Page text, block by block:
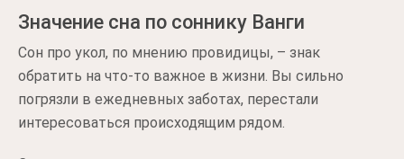
Значение сна по соннику Ванги
Сон про укол, по мнению провидицы, – знак
обратить на что-то важное в жизни. Вы сильно
погрязли в ежедневных заботах, перестали
интересоваться происходящим рядом.